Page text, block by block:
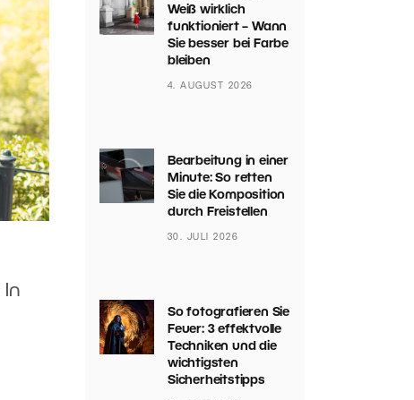
In
Weiß wirklich
funktioniert – Wann
Sie besser bei Farbe
bleiben
4. AUGUST 2026
Bearbeitung in einer
Minute: So retten
Sie die Komposition
durch Freistellen
30. JULI 2026
So fotografieren Sie
Feuer: 3 effektvolle
Techniken und die
wichtigsten
Sicherheitstipps